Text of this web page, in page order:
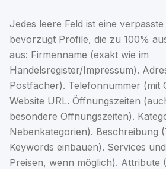
Jedes leere Feld ist eine
bevorzugt Profile, die zu 100%
aus: Firmenname (exakt wie im
Handelsregister/Impressum).
Postfächer). Telefonnummer (mit
Website URL. Öffnungszeiten
besondere Öffnungszeiten).
Nebenkategorien). Beschreibung
Keywords einbauen). Services
Preisen, wenn möglich). Attribute